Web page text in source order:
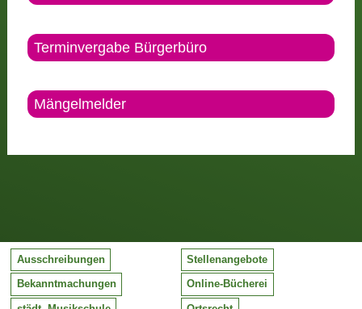
Terminvergabe Bürgerbüro
Mängelmelder
Ausschreibungen Stellenangebote
Bekanntmachungen Online-Bücherei